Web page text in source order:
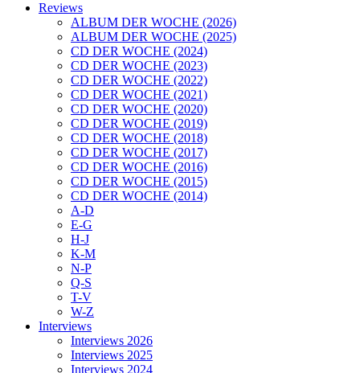
Reviews
ALBUM DER WOCHE (2026)
ALBUM DER WOCHE (2025)
CD DER WOCHE (2024)
CD DER WOCHE (2023)
CD DER WOCHE (2022)
CD DER WOCHE (2021)
CD DER WOCHE (2020)
CD DER WOCHE (2019)
CD DER WOCHE (2018)
CD DER WOCHE (2017)
CD DER WOCHE (2016)
CD DER WOCHE (2015)
CD DER WOCHE (2014)
A-D
E-G
H-J
K-M
N-P
Q-S
T-V
W-Z
Interviews
Interviews 2026
Interviews 2025
Interviews 2024